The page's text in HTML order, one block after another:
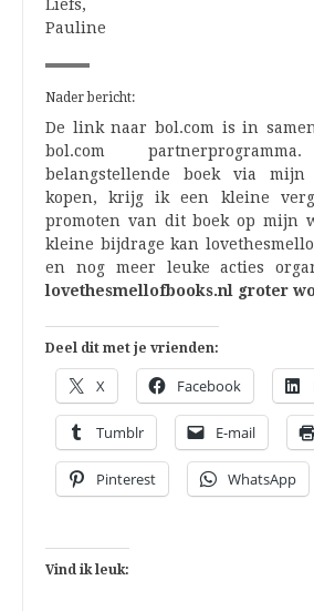
Liefs,
Pauline
Nader bericht:
De link naar bol.com is in
bol.com
belangstellende boek via
kopen, krijg ik een kleine
promoten van dit boek op mijn
kleine bijdrage kan
en nog meer leuke acties
lovethesmellofbooks.nl groter
Deel dit met je vrienden:
X Facebook
Tumblr E-mail
Pinterest WhatsApp
Vind ik leuk: